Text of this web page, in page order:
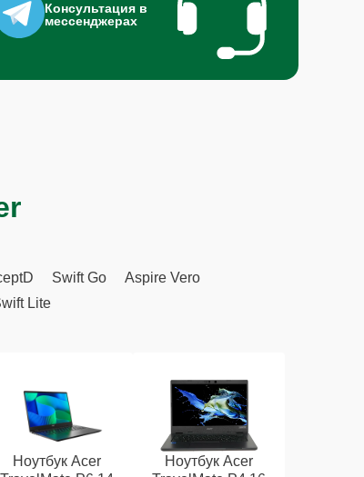
Консультация в
мессенджерах
Swift Go
Aspire Vero
Lite
Ноутбук Acer
Ноутбук Acer